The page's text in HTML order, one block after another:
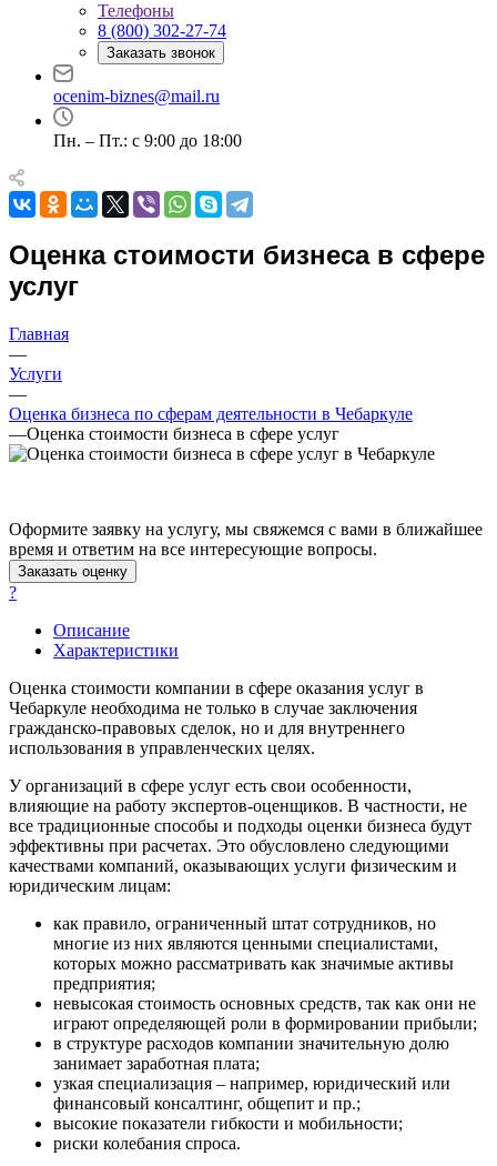
Телефоны
8 (800) 302-27-74
Заказать звонок
ocenim-biznes@mail.ru
Пн. – Пт.: с 9:00 до 18:00
Оценка стоимости бизнеса в сфере
услуг
Главная
—
Услуги
—
Оценка бизнеса по сферам деятельности в Чебаркуле
—Оценка стоимости бизнеса в сфере услуг
Оформите заявку на услугу, мы свяжемся с вами в ближайшее
время и ответим на все интересующие вопросы.
Заказать оценку
?
Описание
Характеристики
Оценка стоимости компании в сфере оказания услуг в
Чебаркуле необходима не только в случае заключения
гражданско-правовых сделок, но и для внутреннего
использования в управленческих целях.
У организаций в сфере услуг есть свои особенности,
влияющие на работу экспертов-оценщиков. В частности, не
все традиционные способы и подходы оценки бизнеса будут
эффективны при расчетах. Это обусловлено следующими
качествами компаний, оказывающих услуги физическим и
юридическим лицам:
как правило, ограниченный штат сотрудников, но
многие из них являются ценными специалистами,
которых можно рассматривать как значимые активы
предприятия;
невысокая стоимость основных средств, так как они не
играют определяющей роли в формировании прибыли;
в структуре расходов компании значительную долю
занимает заработная плата;
узкая специализация – например, юридический или
финансовый консалтинг, общепит и пр.;
высокие показатели гибкости и мобильности;
риски колебания спроса.
Выберите ваш город
Например:
Абакан
Абдулино
Абинск
Алушта
Альметьевск
Анапа
Анжеро-Судженск
Апрелевка
Арамиль
Арзамас
Асбест
Астрахань
Ахтубинск
Ачинск
Балабаново
Балаково
Балашиха
Балашов
Барабинск
Батайск
Бахчисарай